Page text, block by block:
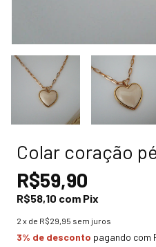
Colar coração
R$59,90
R$58,10 com Pix
2 x de R$29,95 sem juros
3% de desconto pagando com